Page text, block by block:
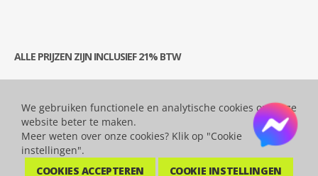
ALLE PRIJZEN ZIJN INCLUSIEF 21% BTW
© 2026 Bytesatwork.be - Alle rechten voorbehouden.
We gebruiken functionele en analytische cookies om onze
website beter te maken.
Meer weten over onze cookies? Klik op "Cookie
instellingen".
COOKIES ACCEPTEREN
COOKIE INSTELLINGEN